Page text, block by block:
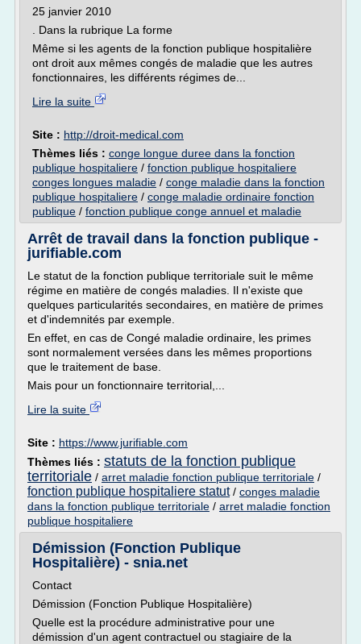
25 janvier 2010
. Dans la rubrique La forme
Même si les agents de la fonction publique hospitalière
ont droit aux mêmes congés de maladie que les autres
fonctionnaires, les différents régimes de...
Lire la suite
Site : http://droit-medical.com
Thèmes liés : conge longue duree dans la fonction
publique hospitaliere / fonction publique hospitaliere
conges longues maladie / conge maladie dans la fonction
publique hospitaliere / conge maladie ordinaire fonction
publique / fonction publique conge annuel et maladie
Arrêt de travail dans la fonction publique -
jurifiable.com
Le statut de la fonction publique territoriale suit le même
régime en matière de congés maladies. Il n'existe que
quelques particularités secondaires, en matière de primes
et d'indemnités par exemple.
En effet, en cas de Congé maladie ordinaire, les primes
sont normalement versées dans les mêmes proportions
que le traitement de base.
Mais pour un fonctionnaire territorial,...
Lire la suite
Site : https://www.jurifiable.com
Thèmes liés : statuts de la fonction publique
territoriale / arret maladie fonction publique territoriale /
fonction publique hospitaliere statut/ conges maladie
dans la fonction publique territoriale / arret maladie fonction
publique hospitaliere
Démission (Fonction Publique
Hospitalière) - snia.net
Contact
Démission (Fonction Publique Hospitalière)
Quelle est la procédure administrative pour une
démission d'un agent contractuel ou stagiaire de la